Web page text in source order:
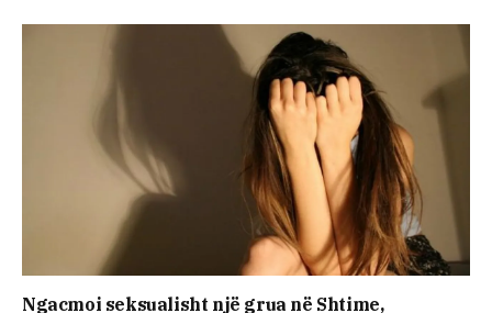
Ngacmoi seksualisht një grua në Shtime,